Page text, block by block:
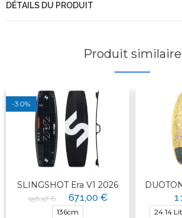
DÉTAILS DU PRODUIT
Produit similaire
-30%
SLINGSHOT Era V1 2026
958,57 € 671,00 €
136cm
1
24.14